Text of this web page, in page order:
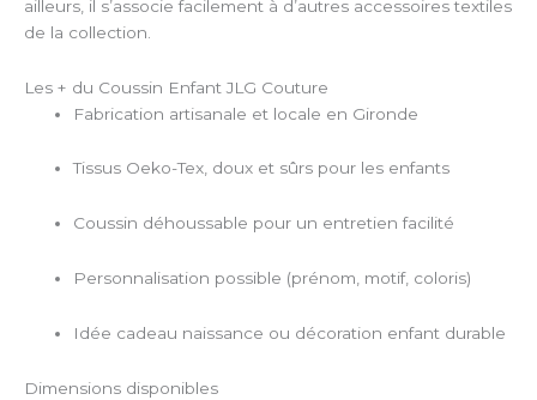
ailleurs, il s’associe facilement à d’autres accessoires textiles
de la collection.
Les + du Coussin Enfant JLG Couture
Fabrication artisanale et locale en Gironde
Tissus Oeko-Tex, doux et sûrs pour les enfants
Coussin déhoussable pour un entretien facilité
Personnalisation possible (prénom, motif, coloris)
Idée cadeau naissance ou décoration enfant durable
Dimensions disponibles